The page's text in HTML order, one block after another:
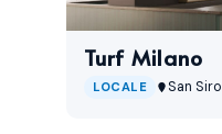
Turf Milano
LOCALE San Siro